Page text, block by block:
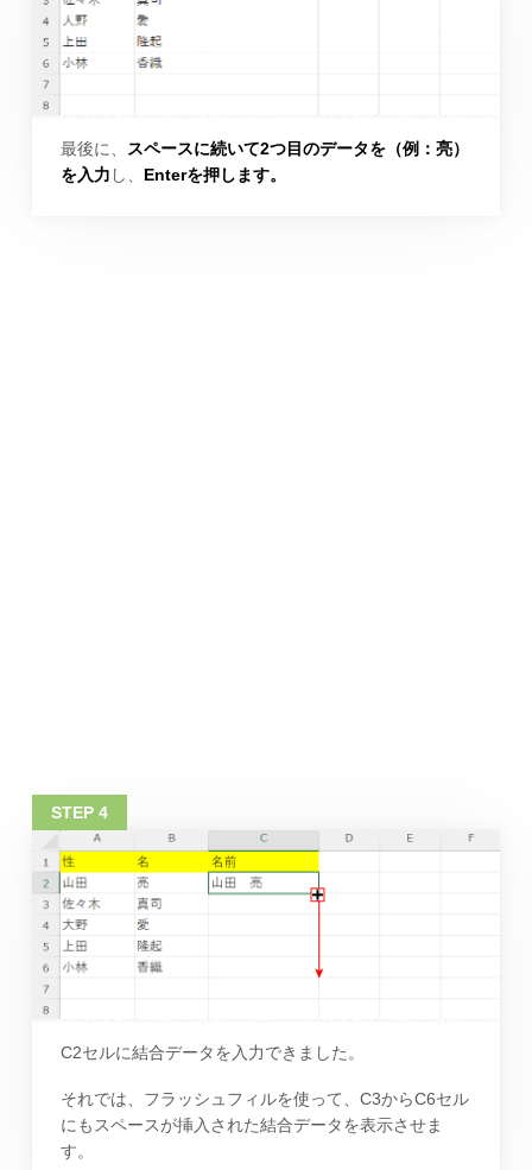
最後に、
スペースに続いて2つ目のデータを（例：亮）
を入力 し、 Enterを押します。
C2セルに結合データを入力できました。
それでは、フラッシュフィルを使って、C3からC6セル
にもスペースが挿入された結合データを表示させま
す。